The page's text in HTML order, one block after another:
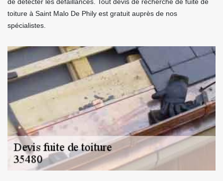
toiture à Saint Malo De Phily est gratuit auprès de nos
spécialistes.